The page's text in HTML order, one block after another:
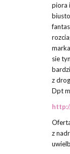
piora
sie
z
Dpt
z